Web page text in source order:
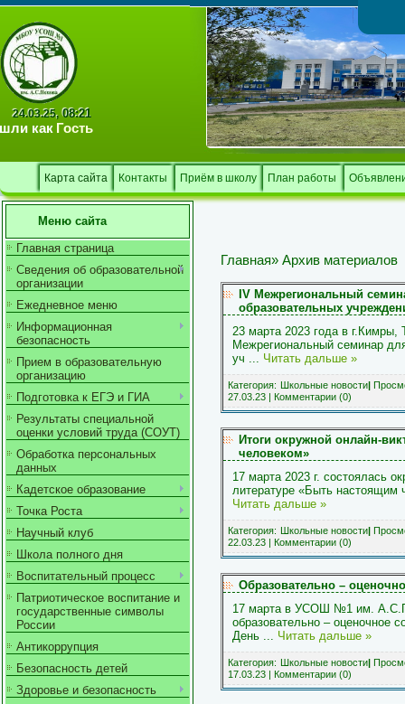
24.03.25, 08:21
как Гость
Карта сайта Контакты Приём в школу План работы
Меню сайта
Главная страница
Сведения об образовательной
организации
Ежедневное меню
Информационная
безопасность
Прием в образовательную
организацию
Подготовка к ЕГЭ и ГИА
Результаты специальной
оценки условий труда (СОУТ)
Обработка персональных
данных
Кадетское образование
Точка Роста
Научный клуб
Школа полного дня
Воспитательный процесс
Патриотическое воспитание и
государственные символы
России
Антикоррупция
Безопасность детей
Здоровье и безопасность
Главная» Архив материалов
IV Межрегиональный
образовательных
23 марта 2023 года в г.Кимры,
Межрегиональный семинар
уч ... Читать дальше »
Категория: Школьные новости|
27.03.23 | Комментарии (0)
Итоги окружной онлайн-
человеком»
17 марта 2023 г. состоялась
литературе «Быть
Читать дальше »
Категория: Школьные новости|
22.03.23 | Комментарии (0)
Образовательно –
17 марта в УСОШ №1 им.
образовательно – оценочное
День ... Читать дальше »
Категория: Школьные новости|
17.03.23 | Комментарии (0)